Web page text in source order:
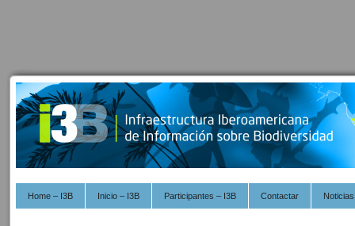
Home – I3B Inicio – I3B Participantes – I3B Contactar Noticias